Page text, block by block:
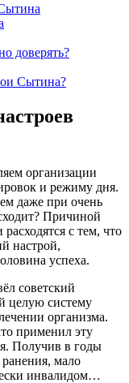
доверять?
Сытина?
организации
и режиму дня.
даже при очень
Причиной
с тем, что
настрой,
успеха.
советский
целую систему
организма.
применил эту
Получив в годы
мало
инвалидом…